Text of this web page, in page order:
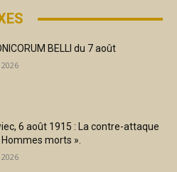
BELLI du 7 août
6 août 1915 : La contre-attaque
Hommes morts ».